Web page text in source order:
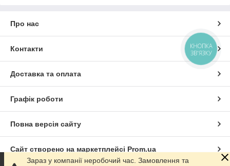
Про нас
Контакти
Доставка та оплата
Графік роботи
Повна версія сайту
Сайт створено на маркетплейсі Prom.ua
Зараз у компанії неробочий час. Замовлення та
КНОПКА
ЗВ'ЯЗКУ